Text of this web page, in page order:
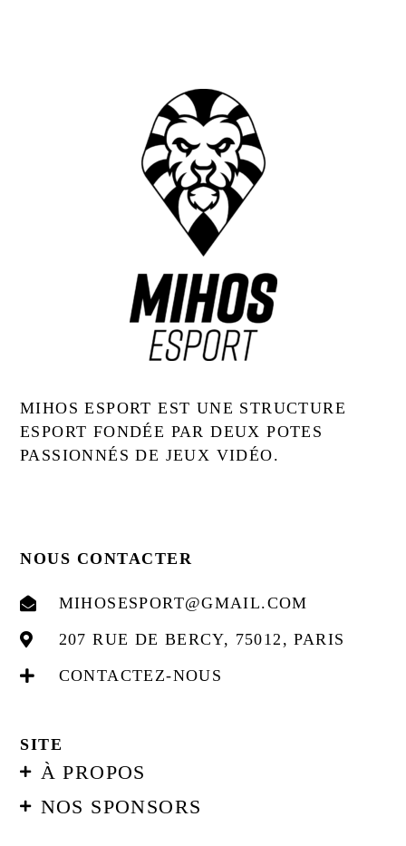
MIHOS ESPORT EST UNE STRUCTURE
ESPORT FONDÉE PAR DEUX POTES
PASSIONNÉS DE JEUX VIDÉO.
NOUS CONTACTER
MIHOSESPORT@GMAIL.COM
207 RUE DE BERCY, 75012, PARIS
CONTACTEZ-NOUS
SITE
À PROPOS
NOS SPONSORS